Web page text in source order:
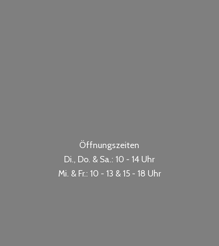
Öffnungszeiten
Di., Do. & Sa.: 10 - 14 Uhr
Mi. & Fr.: 10 - 13 & 15 - 18 Uhr